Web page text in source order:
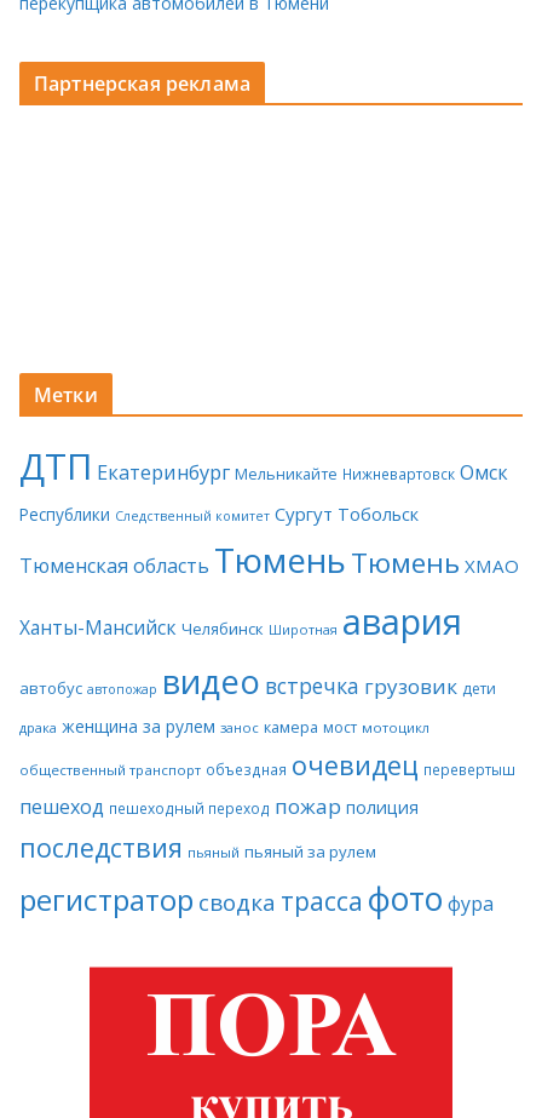
Партнерская реклама
Метки
ДТП Екатеринбург Мельникайте Нижневартовск Омск
Республики Следственный комитет Сургут Тобольск
Тюменская область ТюменьТюмень ХМАО
Ханты-Мансийск Челябинск Широтная авария
автобус автопожар видео встречка грузовик дети
драка женщина за рулем занос камера мост мотоцикл
общественный транспорт объездная очевидец перевертыш
пешеход пешеходный переход пожар полиция
последствия пьяный пьяный за рулем
регистратор сводка трасса фото фура